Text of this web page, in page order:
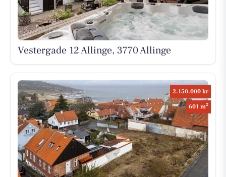
Vestergade 12 Allinge, 3770 Allinge
2.150.000 kr
601 m2